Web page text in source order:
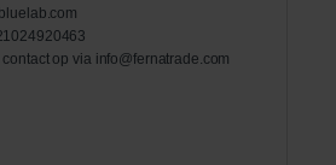
op via info@fernatrade.com